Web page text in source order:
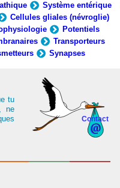
Système entérique
Cellules gliales (névroglie)
Potentiels
Transporteurs
Synapses
Contact
tu
ne